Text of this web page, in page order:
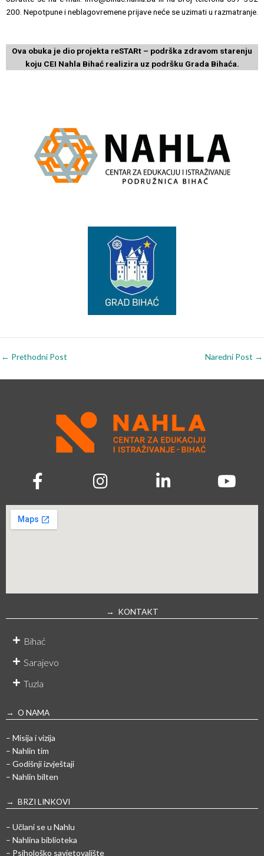
200. Nepotpune i neblagovremene prijave neće se uzimati u razmatranje.
Ova obuka je dio projekta reSTARt – podrška zdravom starenju
koju CEI Nahla Bihać realizira uz podršku Grada Bihaća.
← Prethodni Post Naredni Post →
→ KONTAKT
Bihać
Sarajevo
Tuzla
→ O NAMA
– Misija i vizija
– Nahlin tim
– Godišnji izvještaji
– Nahlin bilten
→ BRZI LINKOVI
– Učlani se u Nahlu
– Nahlina biblioteka
– Psihološko savjetovalište